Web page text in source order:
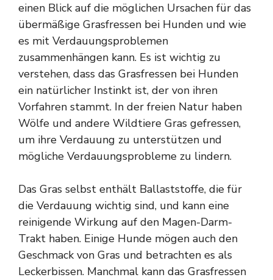
einen Blick auf die möglichen Ursachen für das
übermäßige Grasfressen bei Hunden und wie
es mit Verdauungsproblemen
zusammenhängen kann. Es ist wichtig zu
verstehen, dass das Grasfressen bei Hunden
ein natürlicher Instinkt ist, der von ihren
Vorfahren stammt. In der freien Natur haben
Wölfe und andere Wildtiere Gras gefressen,
um ihre Verdauung zu unterstützen und
mögliche Verdauungsprobleme zu lindern.
Das Gras selbst enthält Ballaststoffe, die für
die Verdauung wichtig sind, und kann eine
reinigende Wirkung auf den Magen-Darm-
Trakt haben. Einige Hunde mögen auch den
Geschmack von Gras und betrachten es als
Leckerbissen. Manchmal kann das Grasfressen